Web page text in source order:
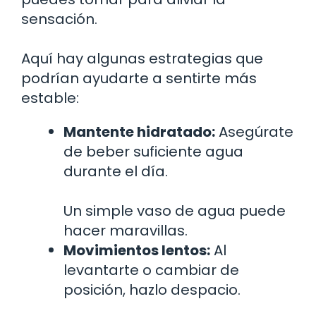
sensación.
Aquí hay algunas estrategias que
podrían ayudarte a sentirte más
estable:
Mantente hidratado:Asegúrate
de beber suficiente agua
durante el día.
Un simple vaso de agua puede
hacer maravillas.
Movimientos lentos:Al
levantarte o cambiar de
posición, hazlo despacio.